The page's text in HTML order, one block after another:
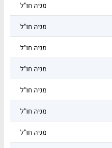
מניה חו"ל
מניה חו"ל
מניה חו"ל
מניה חו"ל
מניה חו"ל
מניה חו"ל
מניה חו"ל